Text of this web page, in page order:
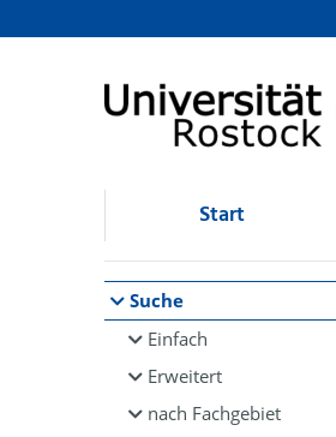
Browsen
direkt zum Inhalt
Start
Suche
Einfach
Erweitert
nach Fachgebiet